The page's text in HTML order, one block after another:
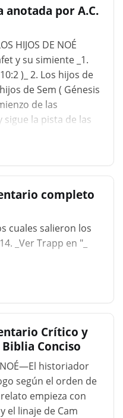
de Sem
de Sem
vendrá Abraham.
Es de la nación y
de donde vendrá la
Pero los otros
para
anotada por A.C.
HIJOS DE NOÉ
y su simiente _1.
)_ 2. Los hijos de
de Sem ( Génesis
de las
sigue la pista de las
cambia el orden de
El lugar de
el último. Este
de Noé. Entre
a
Su nombre
por primera
a "un valient
completo
cuales salieron los
_Ver Trapp en "_
Crítico y
Conciso
NOÉ—El historiador
según el orden de
empieza con
el linaje de Cam